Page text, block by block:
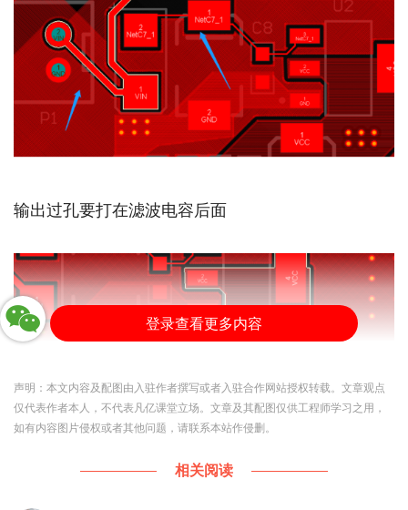
输出过孔要打在滤波电容后面
登录查看更多内容
声明：本文内容及配图由入驻作者撰写或者入驻合作网站授权转载。文章观点
仅代表作者本人，不代表凡亿课堂立场。文章及其配图仅供工程师学习之用，
如有内容图片侵权或者其他问题，请联系本站作侵删。
相关阅读